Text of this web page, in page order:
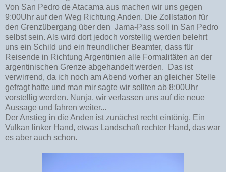
Von San Pedro de Atacama aus machen wir uns gegen
9:00Uhr auf den Weg Richtung Anden. Die Zollstation für
den Grenzübergang über den Jama-Pass soll in San Pedro
selbst sein. Als wird dort jedoch vorstellig werden belehrt
uns ein Schild und ein freundlicher Beamter, dass für
Reisende in Richtung Argentinien alle Formalitäten an der
argentinischen Grenze abgehandelt werden. Das ist
verwirrend, da ich noch am Abend vorher an gleicher Stelle
gefragt hatte und man mir sagte wir sollten ab 8:00Uhr
vorstellig werden. Nunja, wir verlassen uns auf die neue
Aussage und fahren weiter...
Der Anstieg in die Anden ist zunächst recht eintönig. Ein
Vulkan linker Hand, etwas Landschaft rechter Hand, das war
es aber auch schon.